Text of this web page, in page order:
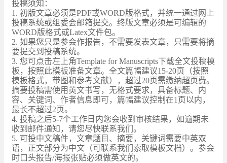
投稿须知：
1. 初版文章必须是PDF或WORD版格式，并统一通过网上
投稿系统或组委会邮箱提交。终版文章必须是可编辑的
WORD版格式或Latex文件包。
2. 如果您只是参会作报告，不需要发表文章，只需要将摘
要提交到投稿系统。
3. 您可点击左上角Template for Manuscripts下载全文投稿模
板，按照此模板准备文章。全文篇幅建议15-20页（按照
模板格式，带图和参考文献），超过20页需缴纳超页费。
摘要投稿需使用英文书写，无格式要求，具备标题、内
容、关键词、作者信息即可，篇幅建议控制在1页以内，
最长不超过2页。
4. 投稿之后5-7个工作日内您会收到审核结果，如逾期未
收到邮件通知，请您尽快联系我们。
5. 可投中文稿件，文章题目、摘要，关键词需要中英双
语，正文部分为中文（可联系我们索取模板文档）。参会
时口头报告/海报张贴必须做英文的。